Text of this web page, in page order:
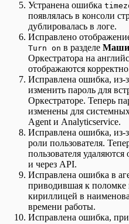
Устранена ошибка
появлялась в консоли
дублировалась в логе.
Исправлено
Turn on в разделе
Оркестратора на
отображаются
Исправлена ошибка, из-
изменить пароль для
Оркестраторе. Теперь
изменены для
Agent и Analyticservice.
Исправлена ошибка, из-
роли пользователя.
пользователя
и через API.
Исправлена ошибка в
приводившая к поломке
кириллицей в
времени работы.
Исправлена ошибка, при